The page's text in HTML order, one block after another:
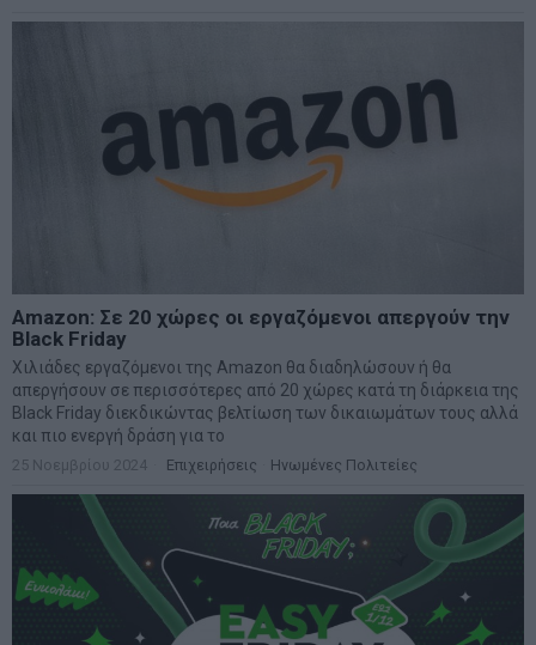
Amazon: Σε 20 χώρες οι εργαζόμενοι απεργούν την
Black Friday
Χιλιάδες εργαζόμενοι της Amazon θα διαδηλώσουν ή θα
απεργήσουν σε περισσότερες από 20 χώρες κατά τη διάρκεια της
Black Friday διεκδικώντας βελτίωση των δικαιωμάτων τους αλλά
και πιο ενεργή δράση για το
25 Νοεμβρίου 2024 Επιχειρήσεις Ηνωμένες Πολιτείες